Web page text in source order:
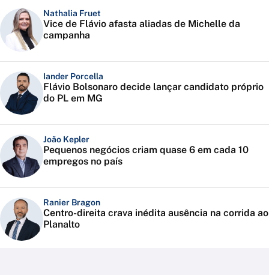
Nathalia Fruet
Vice de Flávio afasta aliadas de Michelle da
campanha
Iander Porcella
Flávio Bolsonaro decide lançar candidato próprio
do PL em MG
João Kepler
Pequenos negócios criam quase 6 em cada 10
empregos no país
Ranier Bragon
Centro-direita crava inédita ausência na corrida ao
Planalto